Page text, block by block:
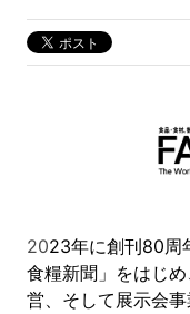
2023年に創刊80周
食糧新聞」をはじ
営、そして展示会事